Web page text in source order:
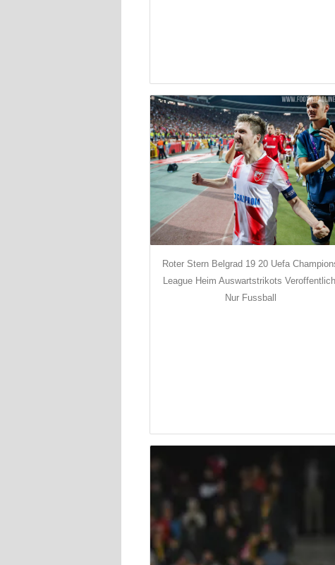
Roter Stern Belgrad 19 20 Uefa
League Heim Auswartstrikots
Nur Fussball